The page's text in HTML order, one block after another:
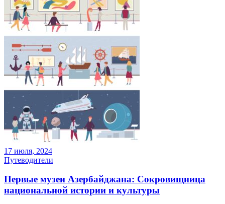
17 июля, 2024
Путеводители
Первые музеи Азербайджана: Сокровищница
национальной истории и культуры